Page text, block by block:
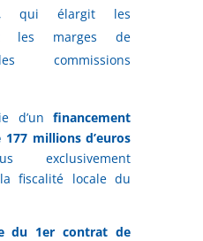
qui élargit les
les marges de
commissions
d’un financement
millions d’euros
exclusivement
fiscalité locale du
du 1er contrat de